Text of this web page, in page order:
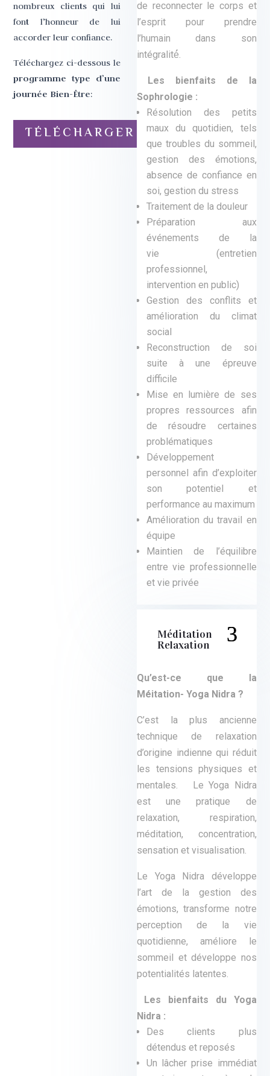
nombreux clients qui lui
font l’honneur de lui
accorder leur confiance.
Téléchargez ci-dessous le
programme type d’une
journée Bien-Être:
TÉLÉCHARGER
de reconnecter le corps et
l’esprit pour prendre
l’humain dans son
intégralité́.
Les bienfaits de la
Sophrologie :
Résolution des petits
maux du quotidien, tels
que troubles du sommeil,
gestion des émotions,
absence de confiance en
soi, gestion du stress
Traitement de la douleur
Préparation aux
événements de la
vie (entretien
professionnel,
intervention en public)
Gestion des conflits et
amélioration du climat
social
Reconstruction de soi
suite à une épreuve
difficile
Mise en lumière de ses
propres ressources afin
de résoudre certaines
problématiques
Développement
personnel afin d’exploiter
son potentiel et
performance au maximum
Amélioration du travail en
équipe
Maintien de l’équilibre
entre vie professionnelle
et vie privée
Méditation -
Relaxation
Qu’est-ce que la
Méitation- Yoga Nidra ?
C’est la plus ancienne
technique de relaxation
d’origine indienne qui réduit
les tensions physiques et
mentales. Le Yoga Nidra
est une pratique de
relaxation, respiration,
méditation, concentration,
sensation et visualisation.
Le Yoga Nidra développe
l’art de la gestion des
émotions, transforme notre
perception de la vie
quotidienne, améliore le
sommeil et développe nos
potentialités latentes.
Les bienfaits du Yoga
Nidra :
Des clients plus
détendus et reposés
Un lâcher prise immédiat